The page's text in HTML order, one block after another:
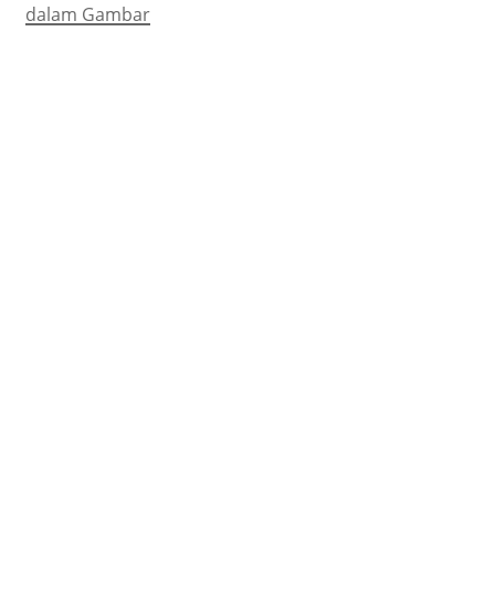
dalam Gambar